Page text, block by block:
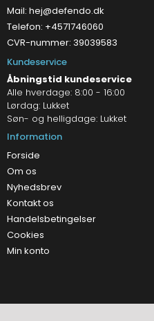
Mail: hej@defendo.dk
Telefon: +4571746060
CVR-nummer: 39039583
Kundeservice
Åbningstid kundeservice
Alle hverdage: 8:00 - 16:00
Lørdag: Lukket
Søn- og helligdage: Lukket
Information
Forside
Om os
Nyhedsbrev
Kontakt os
Handelsbetingelser
Cookies
Min konto